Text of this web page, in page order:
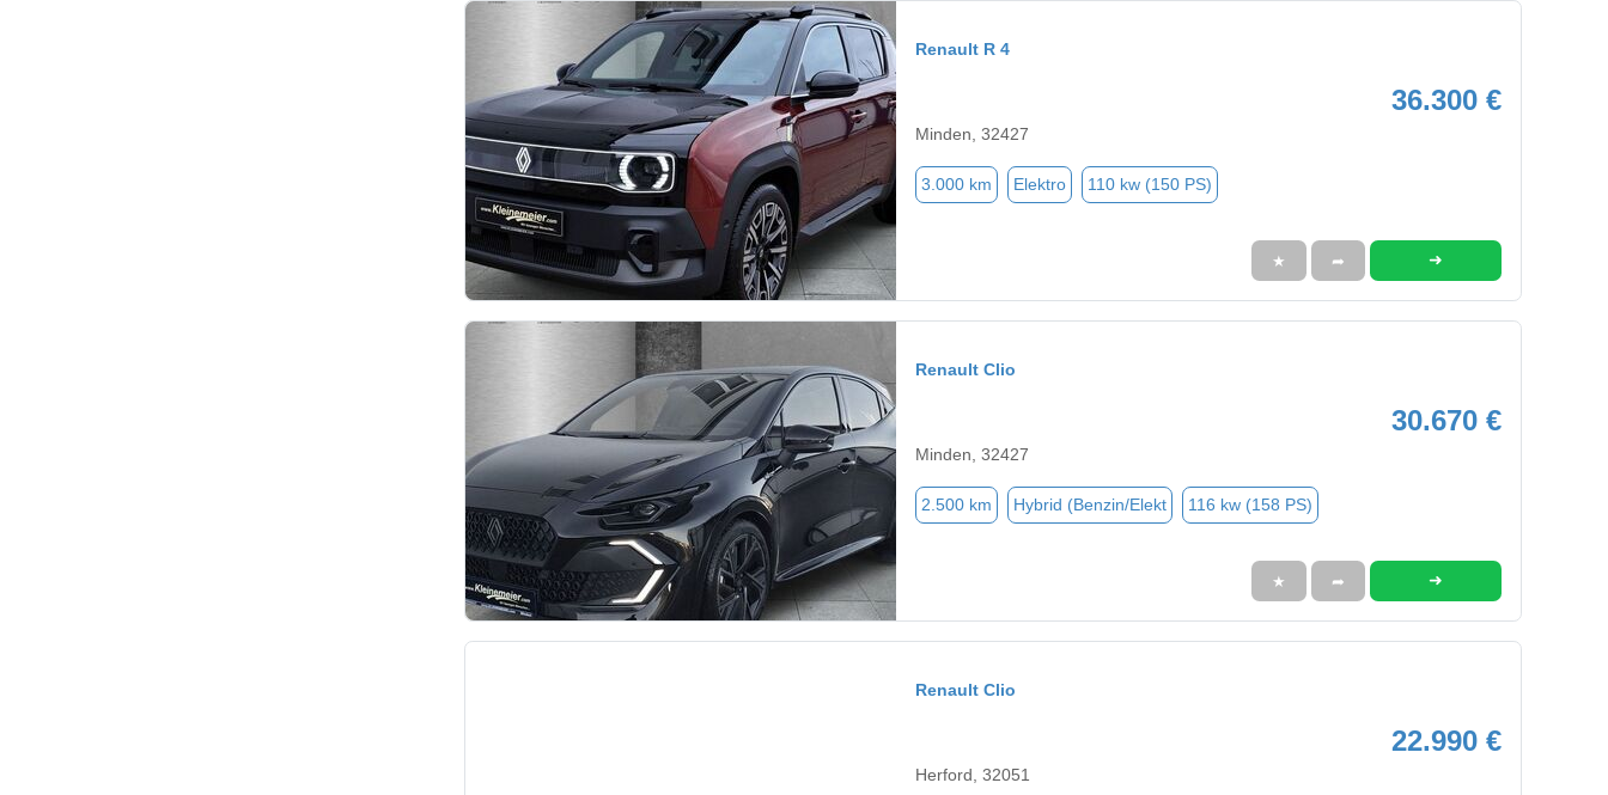
Renault R 4
36.300 €
Minden, 32427
3.000 km Elektro 110 kw (150 PS)
★ ➦ ➜
Renault Clio
30.670 €
Minden, 32427
2.500 km Hybrid (Benzin/Elekt 116 kw (158 PS)
★ ➦ ➜
Renault Clio
22.990 €
Herford, 32051